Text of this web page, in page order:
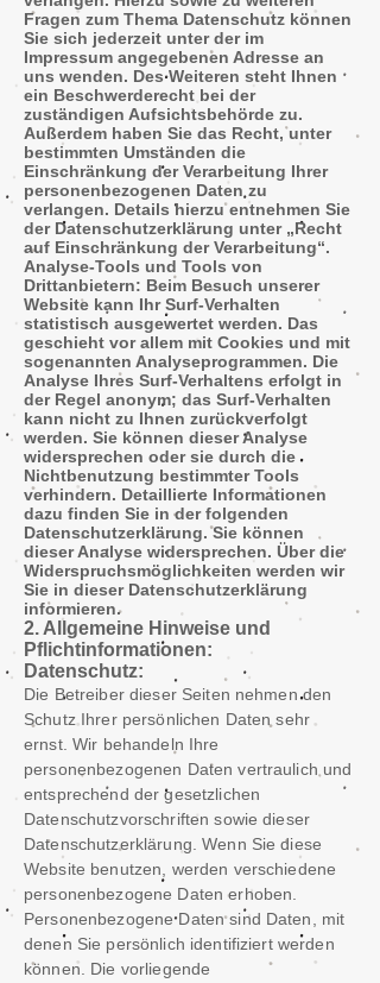
Fragen zum Thema Datenschutz können
Sie sich jederzeit unter der im
Impressum angegebenen Adresse an
uns wenden. Des Weiteren steht Ihnen
ein Beschwerderecht bei der
zuständigen Aufsichtsbehörde zu.
Außerdem haben Sie das Recht, unter
bestimmten Umständen die
Einschränkung der Verarbeitung Ihrer
personenbezogenen Daten zu
verlangen. Details hierzu entnehmen Sie
der Datenschutzerklärung unter „Recht
auf Einschränkung der Verarbeitung“.
Analyse-Tools und Tools von
Drittanbietern: Beim Besuch unserer
Website kann Ihr Surf-Verhalten
statistisch ausgewertet werden. Das
geschieht vor allem mit Cookies und mit
sogenannten Analyseprogrammen. Die
Analyse Ihres Surf-Verhaltens erfolgt in
der Regel anonym; das Surf-Verhalten
kann nicht zu Ihnen zurückverfolgt
werden. Sie können dieser Analyse
widersprechen oder sie durch die
Nichtbenutzung bestimmter Tools
verhindern. Detaillierte Informationen
dazu finden Sie in der folgenden
Datenschutzerklärung. Sie können
dieser Analyse widersprechen. Über die
Widerspruchsmöglichkeiten werden wir
Sie in dieser Datenschutzerklärung
informieren.
2. Allgemeine Hinweise und
Pflichtinformationen:
Datenschutz:
Die Betreiber dieser Seiten nehmen den
Schutz Ihrer persönlichen Daten sehr
ernst. Wir behandeln Ihre
personenbezogenen Daten vertraulich und
entsprechend der gesetzlichen
Datenschutzvorschriften sowie dieser
Datenschutzerklärung. Wenn Sie diese
Website benutzen, werden verschiedene
personenbezogene Daten erhoben.
Personenbezogene Daten sind Daten, mit
denen Sie persönlich identifiziert werden
können. Die vorliegende